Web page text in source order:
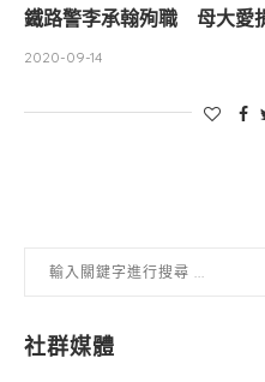
鐵路警李承翰殉職 母大愛
2020-09-14
社群媒體